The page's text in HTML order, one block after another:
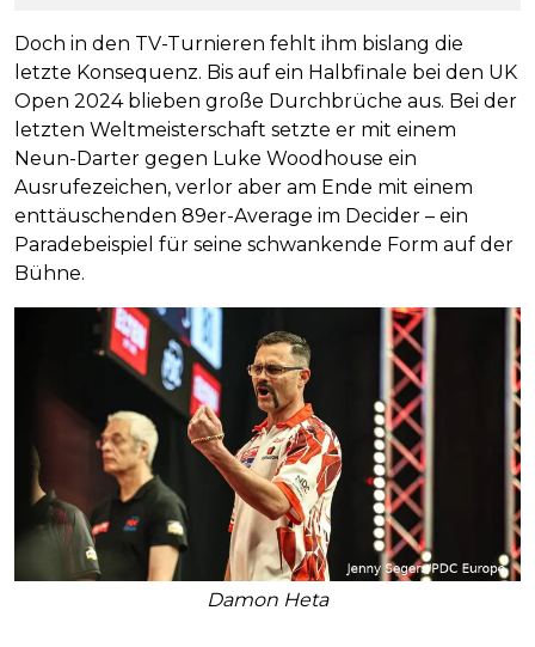
Doch in den TV-Turnieren fehlt ihm bislang die
letzte Konsequenz. Bis auf ein Halbfinale bei den UK
Open 2024 blieben große Durchbrüche aus. Bei der
letzten Weltmeisterschaft setzte er mit einem
Neun-Darter gegen Luke Woodhouse ein
Ausrufezeichen, verlor aber am Ende mit einem
enttäuschenden 89er-Average im Decider – ein
Paradebeispiel für seine schwankende Form auf der
Bühne.
Damon Heta